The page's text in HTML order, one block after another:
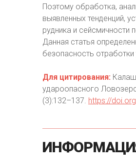
Поэтому обработка,
выявленных тенденций,
рудника и
Данная статья
безопасность
Для цитирования:
удароопасного
(3):132–137. https://